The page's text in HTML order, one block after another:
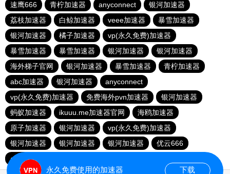
速鹰666
青柠加速器 anyconnect
银河加速器
荔枝加速器
白鲸加速器 veee加速器
暴雪加速器
银河加速器
橘子加速器
vp(永久免费)加速器
暴雪加速器
暴雪加速器 银河加速器
银河加速器
海外梯子官网
银河加速器 暴雪加速器
青柠加速器
abc加速器
银河加速器
anyconnect
vp(永久免费)加速器
免费海外pvn加速器
银河加速器
蚂蚁加速器
ikuuu.me加速器官网
海鸥加速器
原子加速器
银河加速器
vp(永久免费)加速器
银河加速器
银河加速器 银河加速器
优云666
anyconnect
永久免费使用的加速器 下载